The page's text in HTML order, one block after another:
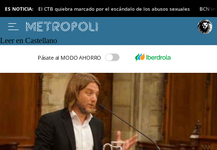
ES NOTICIA: El CTB quiebra marcado por el escándalo de los abusos sexuales BCN
Leer en Castellano
Pásate al MODO AHORRO